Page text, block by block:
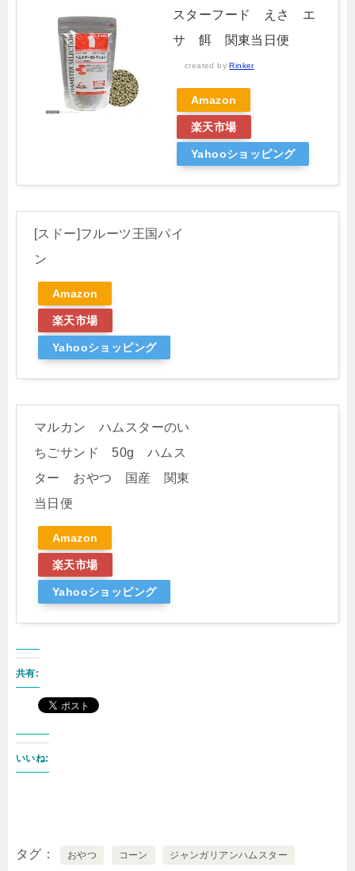
スターフード えさ エ
サ 餌 関東当日便
created byRinker
Amazon
楽天市場
Yahooショッピング
[スドー]フルーツ王国パイ
ン
Amazon
楽天市場
Yahooショッピング
マルカン ハムスターのい
ちごサンド 50g ハムス
ター おやつ 国産 関東
当日便
Amazon
楽天市場
Yahooショッピング
共有:
いいね:
タグ おやつ コーン ジャンガリアンハムスター